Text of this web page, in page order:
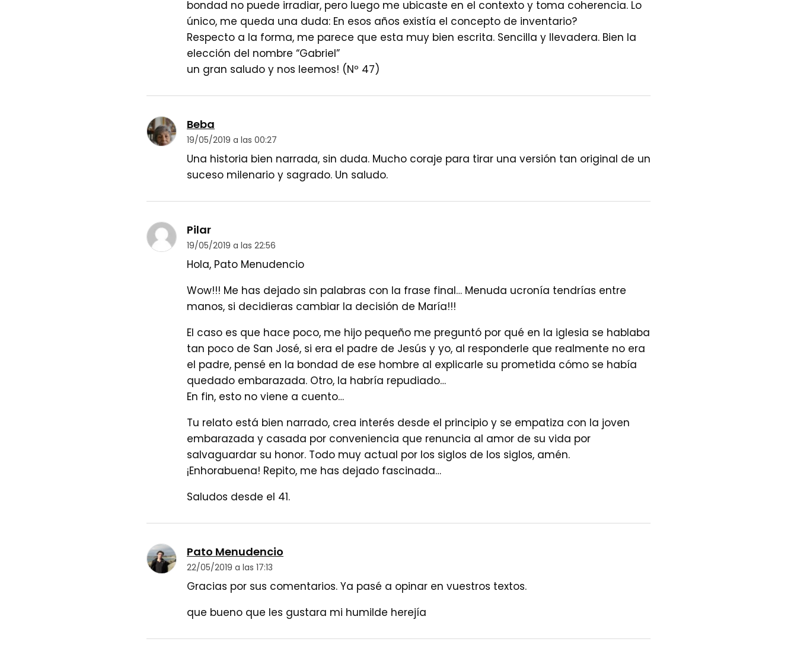
bondad no puede irradiar, pero luego me ubicaste en el contexto y toma coherencia. Lo
único, me queda una duda: En esos años existía el concepto de inventario?
Respecto a la forma, me parece que esta muy bien escrita. Sencilla y llevadera. Bien la
elección del nombre “Gabriel”
un gran saludo y nos leemos! (Nº 47)
Beba
19/05/2019 a las 00:27
Una historia bien narrada, sin duda. Mucho coraje para tirar una versión tan original de un
suceso milenario y sagrado. Un saludo.
Pilar
19/05/2019 a las 22:56
Hola, Pato Menudencio
Wow!!! Me has dejado sin palabras con la frase final… Menuda ucronía tendrías entre
manos, si decidieras cambiar la decisión de María!!!
El caso es que hace poco, me hijo pequeño me preguntó por qué en la iglesia se hablaba
tan poco de San José, si era el padre de Jesús y yo, al responderle que realmente no era
el padre, pensé en la bondad de ese hombre al explicarle su prometida cómo se había
quedado embarazada. Otro, la habría repudiado…
En fin, esto no viene a cuento…
Tu relato está bien narrado, crea interés desde el principio y se empatiza con la joven
embarazada y casada por conveniencia que renuncia al amor de su vida por
salvaguardar su honor. Todo muy actual por los siglos de los siglos, amén.
¡Enhorabuena! Repito, me has dejado fascinada…
Saludos desde el 41.
Pato Menudencio
22/05/2019 a las 17:13
Gracias por sus comentarios. Ya pasé a opinar en vuestros textos.
que bueno que les gustara mi humilde herejía